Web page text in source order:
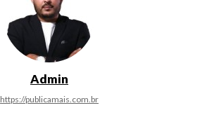
Admin
https://publicamais.com.br